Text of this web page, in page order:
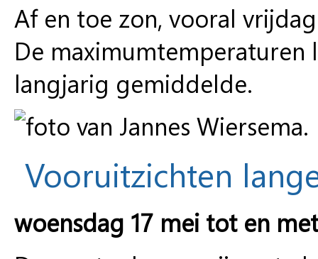
Af en toe zon, vooral
De
langjarig gemiddelde.
Vooruitzichten
woensdag 17 mei tot en